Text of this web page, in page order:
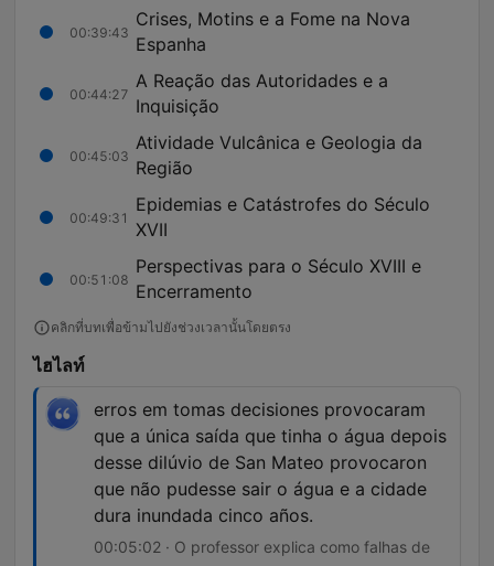
00:39:43
Crises, Motins e a Fome na Nova
Espanha
00:44:27
A Reação das Autoridades e a
Inquisição
00:45:03
Atividade Vulcânica e Geologia da
Região
00:49:31
Epidemias e Catástrofes do Século
XVII
00:51:08
Perspectivas para o Século XVIII e
Encerramento
คลิกที่บทเพื่อข้ามไปยังช่วงเวลานั้นโดยตรง
ไฮไลท์
erros em tomas decisiones provocaram
que a única saída que tinha o água depois
desse dilúvio de San Mateo provocaron
que não pudesse sair o água e a cidade
dura inundada cinco años.
00:05:02 · O professor explica como falhas de